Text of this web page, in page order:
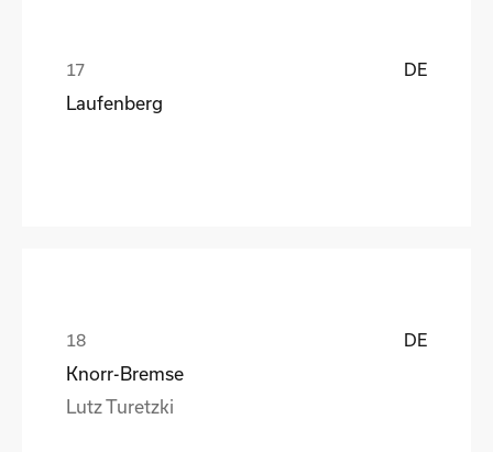
DE
Laufenberg
DE
Knorr-Bremse
Lutz Turetzki